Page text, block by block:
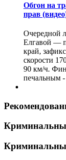
Обгон на
прав
Очередной
Елгавой —
край,
скорости
90 км/ч.
печальным